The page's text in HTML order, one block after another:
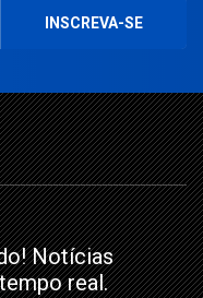
Notícias
real.